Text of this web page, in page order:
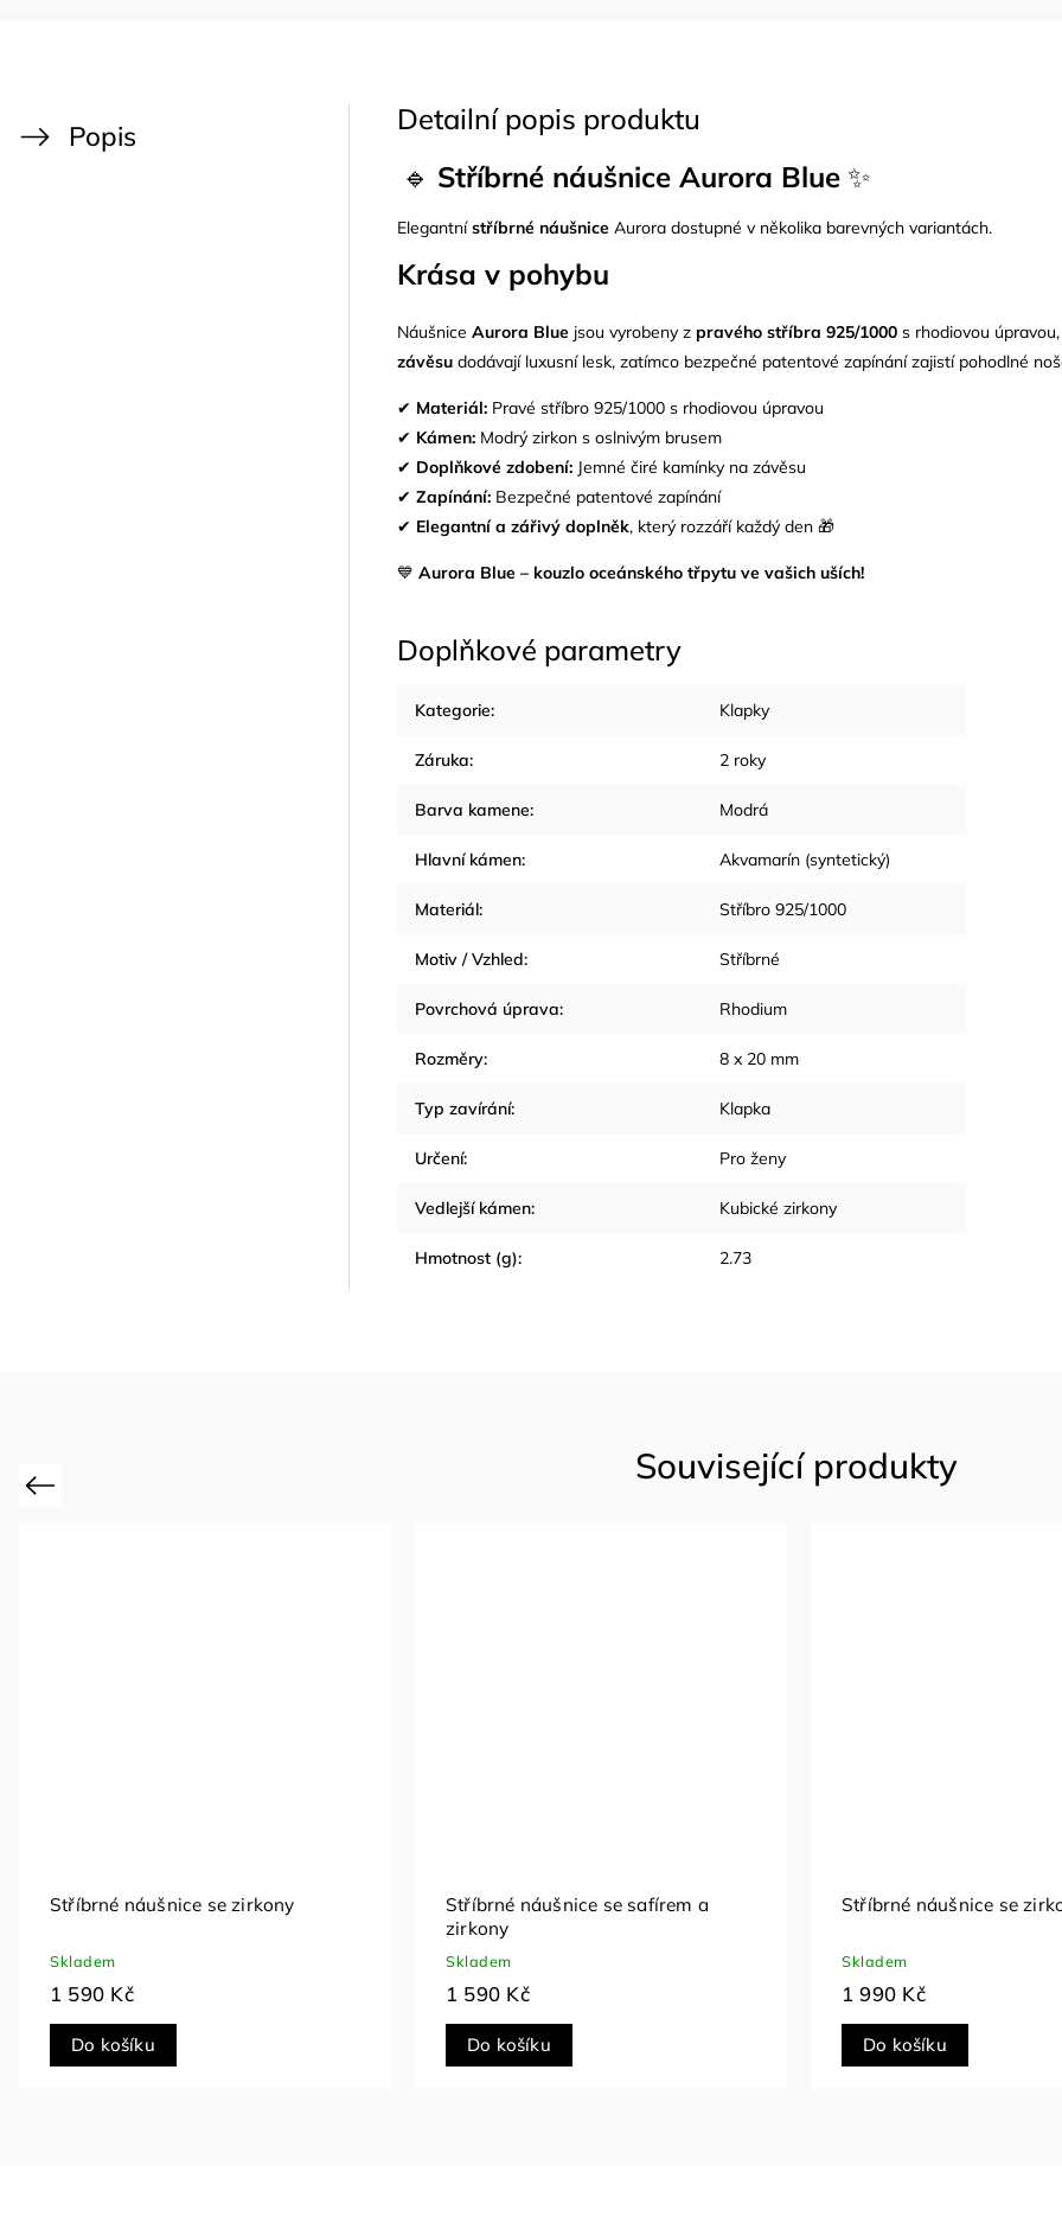
Popis
Detailní popis produktu
🔹 Stříbrné náušnice Aurora Blue ✨
Elegantnístříbrné náušnice Aurora dostupné v několika barevných variantách.
Krása v pohybu
Náušnice Aurora Blue jsou vyrobeny z pravého stříbra 925/1000 s rhodiovou
závěsu dodávají luxusní lesk, zatímco bezpečné patentové zapínání zajistí pohodlné
✔ Materiál: Pravé stříbro 925/1000 s rhodiovou úpravou
✔ Kámen: Modrý zirkon s oslnivým brusem
✔ Doplňkové zdobení: Jemné čiré kamínky na závěsu
✔ Zapínání: Bezpečné patentové zapínání
✔ Elegantní a zářivý doplněk, který rozzáří každý den 🎁
💙 Aurora Blue – kouzlo oceánského třpytu ve vašich uších!
Doplňkové parametry
Kategorie: Klapky
Záruka: 2 roky
Barva kamene: Modrá
Hlavní kámen: Akvamarín (syntetický)
Materiál: Stříbro 925/1000
Motiv / Vzhled: Stříbrné
Povrchová úprava: Rhodium
Rozměry: 8 x 20 mm
Typ zavírání: Klapka
Určení: Pro ženy
Vedlejší kámen: Kubické zirkony
Hmotnost (g): 2.73
Související produkty
Previous
Stříbrné náušnice Grace
Skladem
1 590 Kč
Do košíku
Stříbrné náušnice se zirkony
Skladem
1 690 Kč
Do košíku
Stříbrné náušnice srdce
Skladem
1 290 Kč
Do košíku